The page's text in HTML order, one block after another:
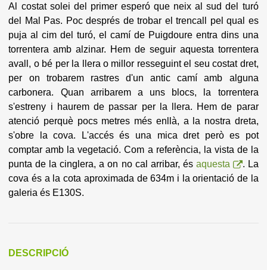
Al costat solei del primer esperó que neix al sud del turó
del Mal Pas. Poc després de trobar el trencall pel qual es
puja al cim del turó, el camí de Puigdoure entra dins una
torrentera amb alzinar. Hem de seguir aquesta torrentera
avall, o bé per la llera o millor resseguint el seu costat dret,
per on trobarem rastres d'un antic camí amb alguna
carbonera. Quan arribarem a uns blocs, la torrentera
s'estreny i haurem de passar per la llera. Hem de parar
atenció perquè pocs metres més enllà, a la nostra dreta,
s'obre la cova. L'accés és una mica dret però es pot
comptar amb la vegetació. Com a referència, la vista de la
punta de la cinglera, a on no cal arribar, és aquesta
. La
cova és a la cota aproximada de 634m i la orientació de la
galeria és E130S.
DESCRIPCIÓ